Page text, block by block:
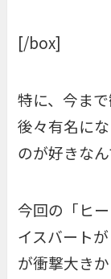
[/box]
特に、今ま
後々有名に
のが好きなん
今回の「ヒ
イスバート
が衝撃大きか